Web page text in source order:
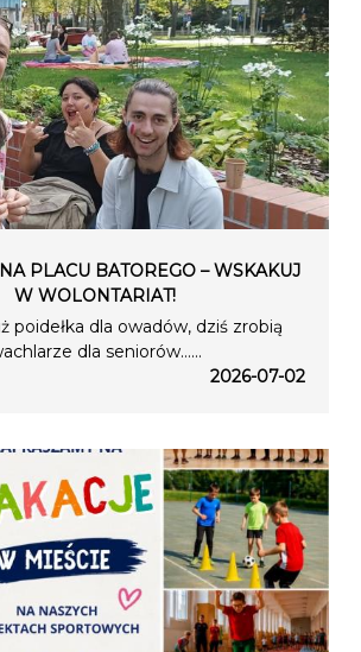
PLACU BATOREGO – WSKAKUJ
W WOLONTARIAT!
poidełka dla owadów, dziś zrobią
dla seniorów…...
2026-07-02